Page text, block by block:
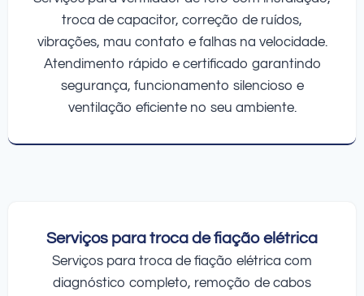
troca de capacitor, correção de ruídos,
vibrações, mau contato e falhas na velocidade.
Atendimento rápido e certificado garantindo
segurança, funcionamento silencioso e
ventilação eficiente no seu ambiente.
Serviços para troca de fiação elétrica
Serviços para troca de fiação elétrica com
diagnóstico completo, remoção de cabos